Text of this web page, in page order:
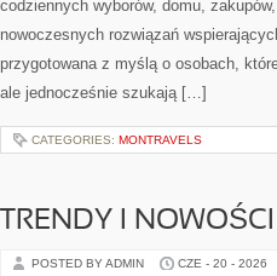
codziennych wyborów, domu,
nowoczesnych rozwiązań
przygotowana z myślą o osobach,
ale jednocześnie szukają […]
CATEGORIES: MONTRAVELS
TRENDY I NOWOŚCI
POSTED BY ADMIN CZE - 20 - 2026